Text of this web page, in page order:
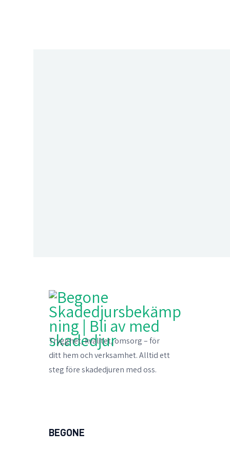
Trygghet, kvalitet, omsorg – för
ditt hem och verksamhet. Alltid ett
steg före skadedjuren med oss.
BEGONE